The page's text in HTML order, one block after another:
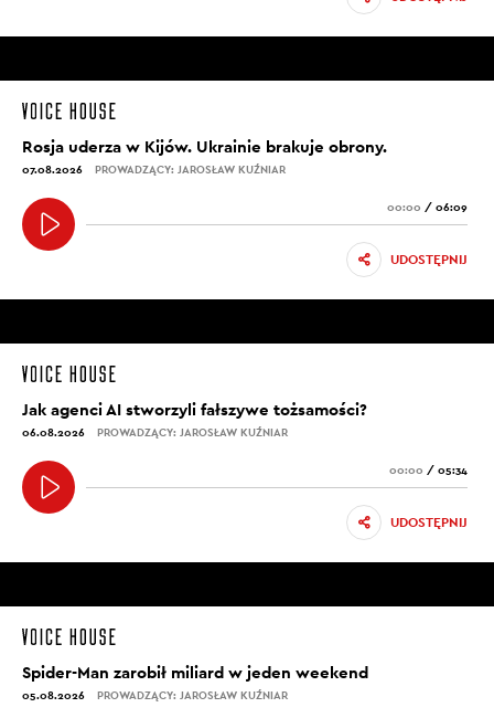
Rosja uderza w Kijów. Ukrainie brakuje obrony.
07.08.2026 PROWADZĄCY: JAROSŁAW KUŹNIAR
00:00 / 06:09
UDOSTĘPNIJ
Jak agenci AI stworzyli fałszywe tożsamości?
06.08.2026 PROWADZĄCY: JAROSŁAW KUŹNIAR
00:00 / 05:34
UDOSTĘPNIJ
Spider-Man zarobił miliard w jeden weekend
05.08.2026 PROWADZĄCY: JAROSŁAW KUŹNIAR